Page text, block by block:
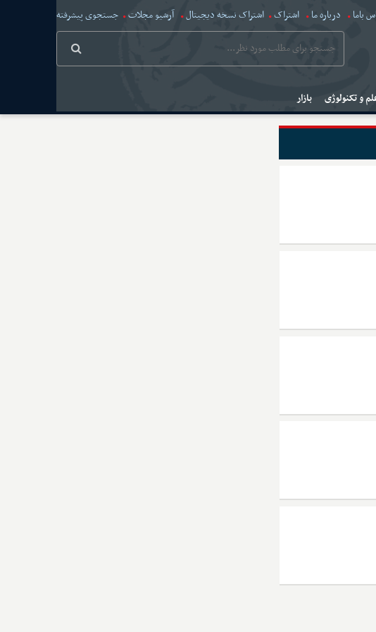
باما درباره ما اشتراک اشتراک نسخه دیجیتال آرشیو مجلات جستجوی پیشرفته
و تکنولوژی بازار